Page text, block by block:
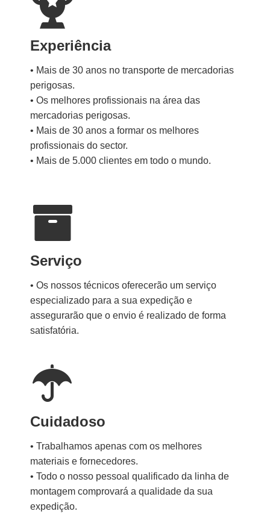
Experiência
• Mais de 30 anos no transporte de mercadorias
perigosas.
• Os melhores profissionais na área das
mercadorias perigosas.
• Mais de 30 anos a formar os melhores
profissionais do sector.
• Mais de 5.000 clientes em todo o mundo.
Serviço
• Os nossos técnicos oferecerão um serviço
especializado para a sua expedição e
assegurarão que o envio é realizado de forma
satisfatória.
Cuidadoso
• Trabalhamos apenas com os melhores
materiais e fornecedores.
• Todo o nosso pessoal qualificado da linha de
montagem comprovará a qualidade da sua
expedição.